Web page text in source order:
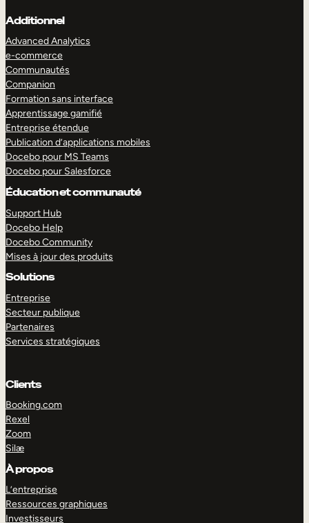
Additionnel
Advanced Analytics
e-commerce
Communautés
Companion
Formation sans interface
Apprentissage gamifié
Entreprise étendue
Publication d’applications mobiles
Docebo pour MS Teams
Docebo pour Salesforce
Éducation et communauté
Support Hub
Docebo Help
Docebo Community
Mises à jour des produits
Solutions
Entreprise
Secteur publique
Partenaires
Services stratégiques
Clients
Booking.com
Rexel
Zoom
Silæ
À propos
L’entreprise
Ressources graphiques
Investisseurs